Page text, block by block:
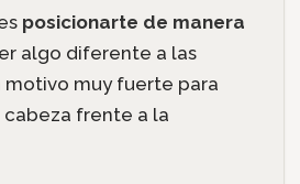
posicionarte de manera
algo diferente a las
motivo muy fuerte para
frente a la